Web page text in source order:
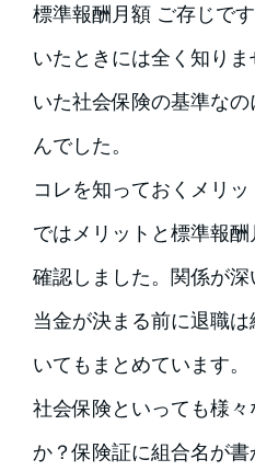
標準報酬月額 ご存じで
いたときには全く知り
いた社会保険の基準な
んでした。
コレを知っておくメリ
ではメリットと標準報
確認しました。関係が
当金が決まる前に退職
いてもまとめています。
社会保険といっても様
か？保険証に組合名が